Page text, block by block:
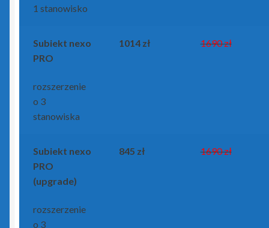
Poradniki – kasy fiskalne
Koszyk
Monitoring wizyjny
Oprogramowanie
1 stanowisko
Subiekt nexo
PRO
rozszerzenie
o 3
stanowiska
1014 zł 1690 zł
Subiekt nexo
PRO
(upgrade)
rozszerzenie
o 3
845 zł 1690 zł